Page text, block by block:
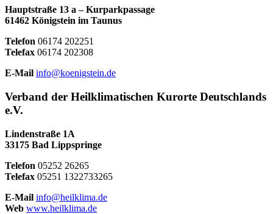
Hauptstraße 13 a – Kurparkpassage
61462 Königstein im Taunus
Telefon 06174 202251
Telefax 06174 202308
E-Mail info@koenigstein.de
Verband der Heilklimatischen Kurorte Deutschlands
e.V.
Lindenstraße 1A
33175 Bad Lippspringe
Telefon 05252 26265
Telefax 05251 1322733265
E-Mail info@heilklima.de
Web www.heilklima.de